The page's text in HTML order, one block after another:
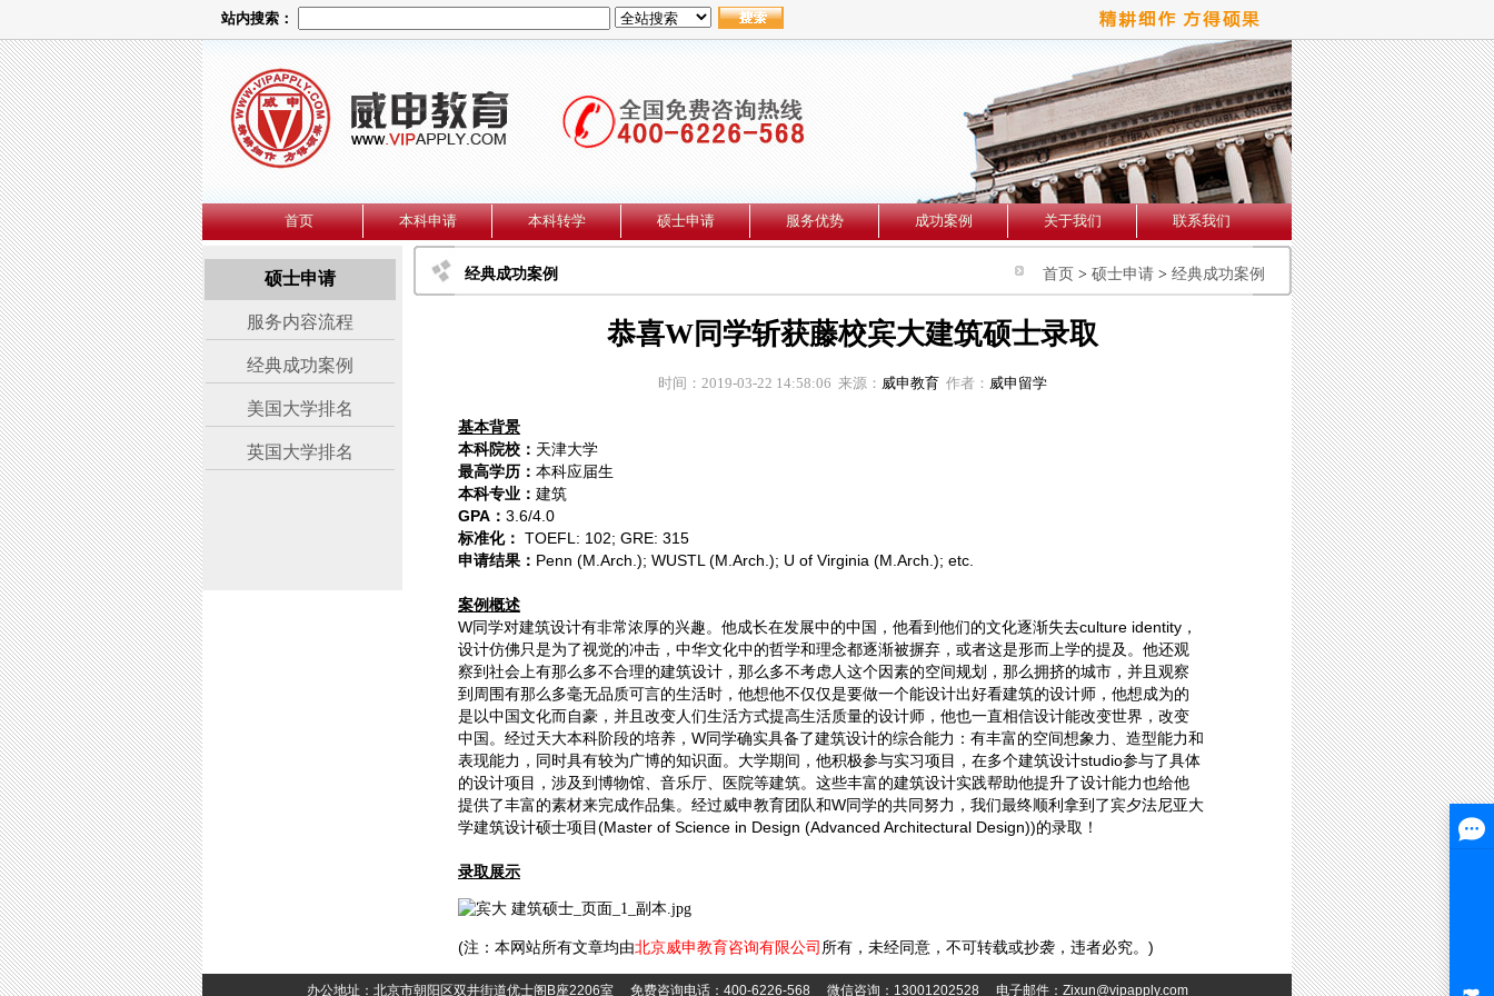
站内搜索：
首页 本科申请 本科转学 硕士申请 服务优势 成功案例 关于我们 联系我们
硕士申请
服务内容流程
经典成功案例
美国大学排名
英国大学排名
经典成功案例 首页 > 硕士申请 > 经典成功案例
恭喜W同学斩获藤校宾大建筑硕士录取
时间：2019-03-22 14:58:06 来源： 威申教育 作者： 威申留学
基本背景
本科院校： 天津大学
最高学历： 本科应届生
本科专业： 建筑
GPA ： 3.6/4.0
标准化： TOEFL: 102; GRE: 315
申请结果： Penn (M.Arch.); WUSTL (M.Arch.); U of Virginia (M.Arch.); etc.
案例概述
W同学对建筑设计有非常浓厚的兴趣。他成长在发展中的中国，他看到他们的文化逐渐失去culture identity ，
设计仿佛只是为了视觉的冲击，中华文化中的哲学和理念都逐渐被摒弃，或者这是形而上学的提及。他还观
察到社会上有那么多不合理的建筑设计，那么多不考虑人这个因素的空间规划，那么拥挤的城市，并且观察
到周围有那么多毫无品质可言的生活时，他想他不仅仅是要做一个能设计出好看建筑的设计师，他想成为的
是以中国文化而自豪，并且改变人们生活方式提高生活质量的设计师，他也一直相信设计能改变世界，改变
中国。经过天大本科阶段的培养， W同学确实具备了建筑设计的综合能力：有丰富的空间想象力、造型能力和
表现能力，同时具有较为广博的知识面。大学期间，他积极参与实习项目，在多个建筑设计studio参与了具体
的设计项目，涉及到博物馆、音乐厅、医院等建筑。这些丰富的建筑设计实践帮助他提升了设计能力也给他
提供了丰富的素材来完成作品集。经过威申教育团队和W同学的共同努力，我们最终顺利拿到了宾夕法尼亚大
学建筑设计硕士项目(Master of Science in Design (Advanced Architectural Design))的录取！
录取展示
(注：本网站所有文章均由北京威申教育咨询有限公司 所有，未经同意，不可转载或抄袭，违者必究。 )
办公地址：北京市朝阳区双井街道优士阁B座2206室 免费咨询电话：400-6226-568 微信咨询：13001202528 电子邮件：Zixun@vipapply.com